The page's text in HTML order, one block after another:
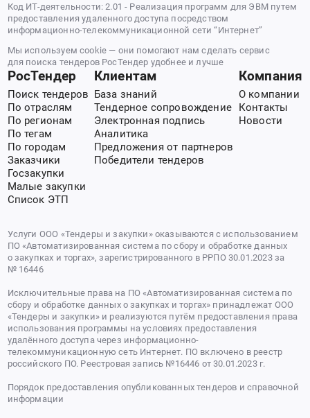
Код ИТ-деятельности: 2.01 - Реализация программ для ЭВМ путем
предоставления удаленного доступа посредством
информационно-телекоммуникационной сети “Интернет”
Мы используем cookie — они помогают нам сделать сервис
для поиска тендеров РосТендер удобнее и лучше
РосТендер
Поиск тендеров
По отраслям
По регионам
По тегам
По городам
Заказчики
Госзакупки
Малые закупки
Список ЭТП
Клиентам
База знаний
Тендерное сопровождение
Электронная подпись
Аналитика
Предложения от партнеров
Победители тендеров
Компания
О компании
Контакты
Новости
Услуги ООО «Тендеры и закупки» оказываются с использованием
ПО «Автоматизированная система по сбору и обработке данных
о закупках и торгах», зарегистрированного в РРПО 30.01.2023 за
№ 16446
Исключительные права на ПО «Автоматизированная система по
сбору и обработке данных о закупках и торгах» принадлежат ООО
«Тендеры и закупки» и реализуются путём предоставления права
использования программы на условиях предоставления
удалённого доступа через информационно-
телекоммуникационную сеть Интернет. ПО включено в реестр
российского ПО. Реестровая запись №16446 от 30.01.2023 г.
Порядок предоставления опубликованных тендеров и справочной
информации